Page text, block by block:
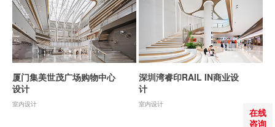
在线
咨询
厦门集美世茂广场购物中心
设计
室内设计
深圳湾睿印RAIL IN商业设
计
室内设计